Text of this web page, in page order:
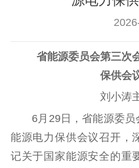
信息公开年度报
工作
理论
理论学习 宣传
哲学
省能源委员会第三次会
保供会
刘小涛主
6月29日，省能源委员
能源电力保供会议召开，
记关于国家能源安全的重